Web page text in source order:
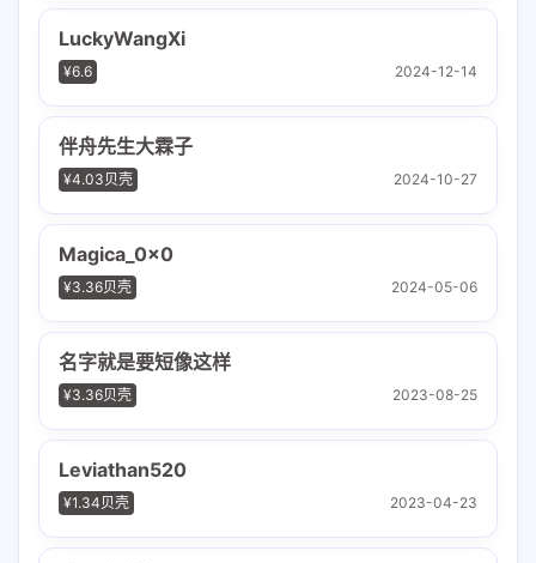
LuckyWangXi
¥6.6 2024-12-14
伴舟先生大霖子
¥4.03贝壳 2024-10-27
Magica_0x0
¥3.36贝壳 2024-05-06
名字就是要短像这样
¥3.36贝壳 2023-08-25
Leviathan520
¥1.34贝壳 2023-04-23